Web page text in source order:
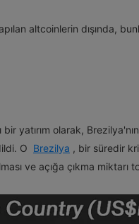
altcoinlerin dışında,
bir yatırım olarak,
O Brezilya , bir süredir
ve açığa çıkma miktarı